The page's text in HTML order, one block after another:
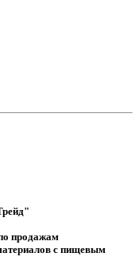
продажам
с пищевым